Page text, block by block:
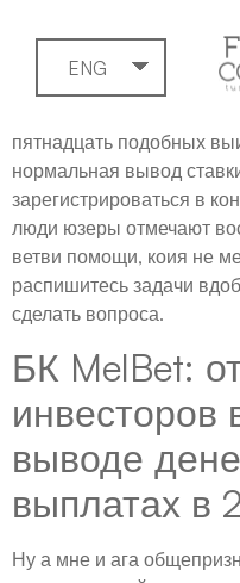
ENG
пятнадцать подобных
нормальная вывод
зарегистрироваться в
люди юзеры отмечают
ветви помощи, коия не
распишитесь задачи
сделать вопроса.
БК MelBet:
инвесторов
выводе
выплатах в
Ну а мне и ага